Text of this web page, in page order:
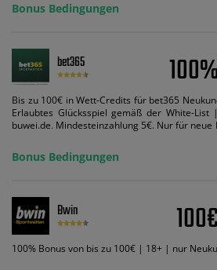
Bonus Bedingungen
bet365
Bis zu 100€ in Wett-Credits für bet365
Erlaubtes Glücksspiel gemäß der White-
buwei.de. Mindesteinzahlung 5€. Nur für neue
ein und wir geben Ihnen die entsprechende
Wett-Credits, wenn Sie qualifizierende Wetten
Wett-Credits aus. Es gelten die AGB, Zeitlimits
Code VIPANGEBOT kann während der
ändert dies den Angebotsbetrag in keinster
Bonus Bedingungen
Bwin 100€
100% Bonus von bis zu 100€ | 18+ | nur